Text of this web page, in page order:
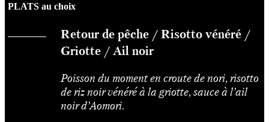
PLATS au choix
Retour de pêche / Risotto vénéré /
Griotte / Ail noir
Poisson du moment en croute de nori, risotto
de riz noir vénéré à la griotte, sauce à l’ail
noir d’Aomori.